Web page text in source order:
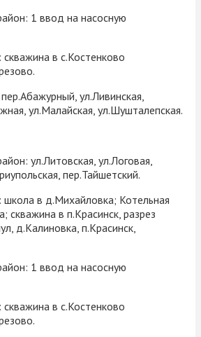
1 ввод на насосную
в с.Костенково
ул.Ливинская,
ул.Малайская, ул.Шушталепская.
ул.Литовская, ул.Логовая,
пер.Тайшетский.
школа в д.Михайловка; Котельная
в п.Красинск, разрез
д.Калиновка, п.Красинск,
1 ввод на насосную
в с.Костенково